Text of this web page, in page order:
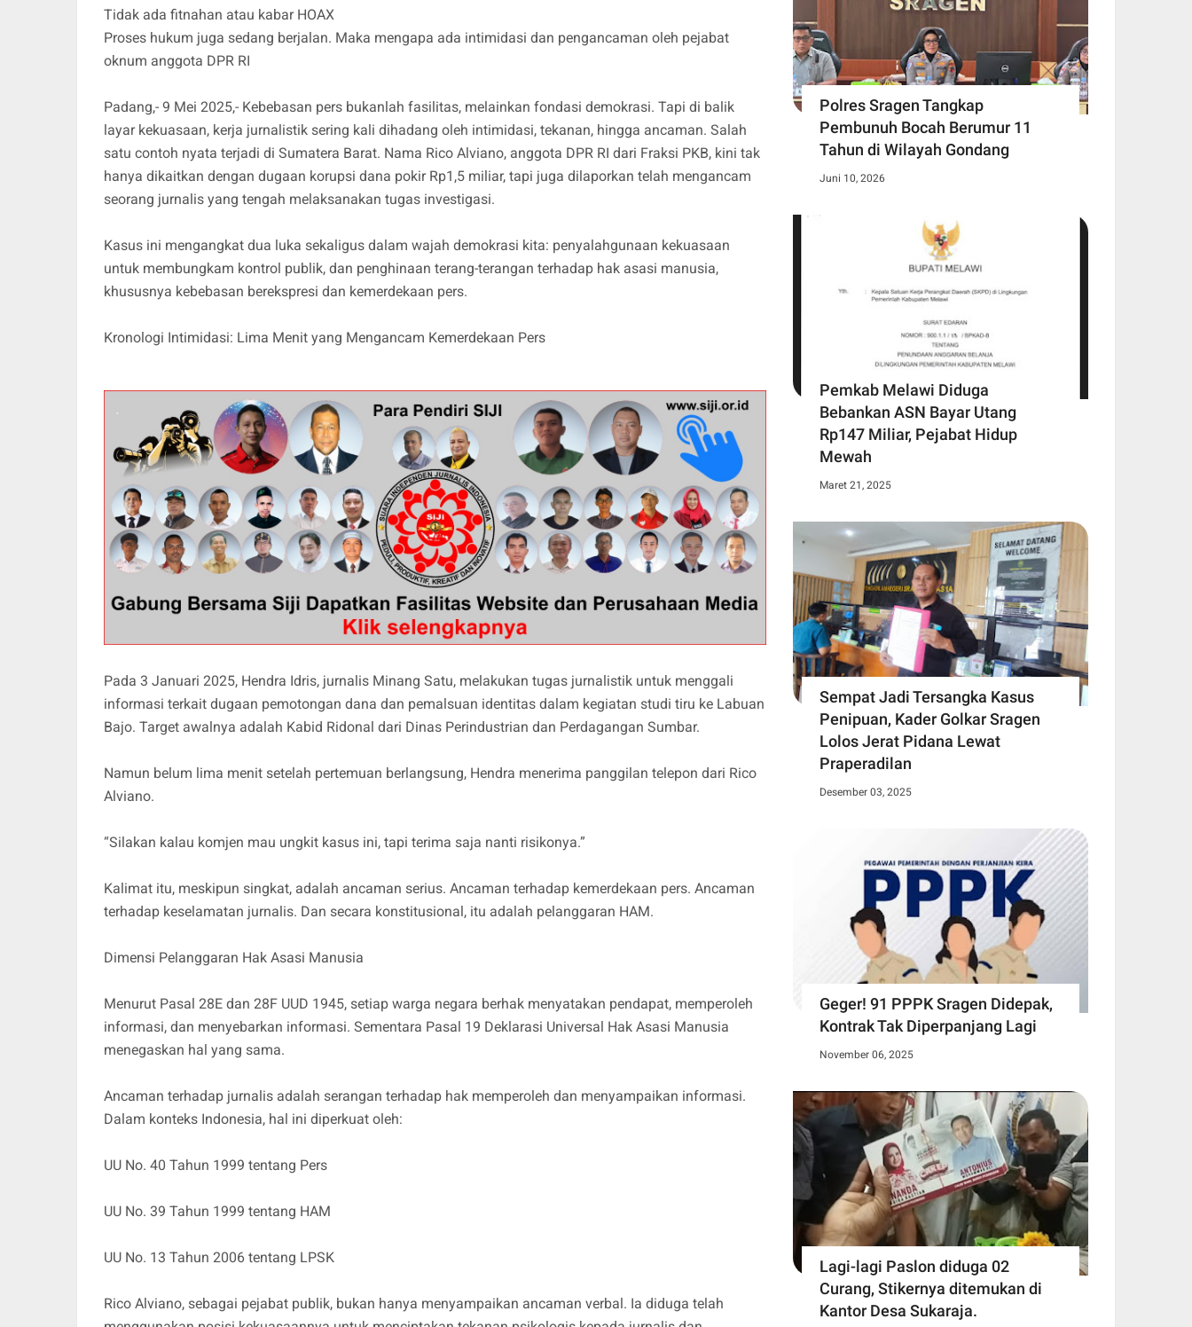
Tidak ada fitnahan atau kabar HOAX
Proses hukum juga sedang berjalan. Maka mengapa ada intimidasi dan pengancaman oleh pejabat
oknum anggota DPR RI
Padang,- 9 Mei 2025,- Kebebasan pers bukanlah fasilitas, melainkan fondasi demokrasi. Tapi di balik
layar kekuasaan, kerja jurnalistik sering kali dihadang oleh intimidasi, tekanan, hingga ancaman. Salah
satu contoh nyata terjadi di Sumatera Barat. Nama Rico Alviano, anggota DPR RI dari Fraksi PKB, kini tak
hanya dikaitkan dengan dugaan korupsi dana pokir Rp1,5 miliar, tapi juga dilaporkan telah mengancam
seorang jurnalis yang tengah melaksanakan tugas investigasi.
Kasus ini mengangkat dua luka sekaligus dalam wajah demokrasi kita: penyalahgunaan kekuasaan
untuk membungkam kontrol publik, dan penghinaan terang-terangan terhadap hak asasi manusia,
khususnya kebebasan berekspresi dan kemerdekaan pers.
Kronologi Intimidasi: Lima Menit yang Mengancam Kemerdekaan Pers
Pada 3 Januari 2025, Hendra Idris, jurnalis Minang Satu, melakukan tugas jurnalistik untuk menggali
informasi terkait dugaan pemotongan dana dan pemalsuan identitas dalam kegiatan studi tiru ke Labuan
Bajo. Target awalnya adalah Kabid Ridonal dari Dinas Perindustrian dan Perdagangan Sumbar.
Namun belum lima menit setelah pertemuan berlangsung, Hendra menerima panggilan telepon dari Rico
Alviano.
“Silakan kalau komjen mau ungkit kasus ini, tapi terima saja nanti risikonya.”
Kalimat itu, meskipun singkat, adalah ancaman serius. Ancaman terhadap kemerdekaan pers. Ancaman
terhadap keselamatan jurnalis. Dan secara konstitusional, itu adalah pelanggaran HAM.
Dimensi Pelanggaran Hak Asasi Manusia
Menurut Pasal 28E dan 28F UUD 1945, setiap warga negara berhak menyatakan pendapat, memperoleh
informasi, dan menyebarkan informasi. Sementara Pasal 19 Deklarasi Universal Hak Asasi Manusia
menegaskan hal yang sama.
Ancaman terhadap jurnalis adalah serangan terhadap hak memperoleh dan menyampaikan informasi.
Dalam konteks Indonesia, hal ini diperkuat oleh:
UU No. 40 Tahun 1999 tentang Pers
UU No. 39 Tahun 1999 tentang HAM
UU No. 13 Tahun 2006 tentang LPSK
Rico Alviano, sebagai pejabat publik, bukan hanya menyampaikan ancaman verbal. Ia diduga telah
Polres Sragen Tangkap
Pembunuh Bocah Berumur 11
Tahun di Wilayah Gondang
Juni 10, 2026
Pemkab Melawi Diduga
Bebankan ASN Bayar Utang
Rp147 Miliar, Pejabat Hidup
Mewah
Maret 21, 2025
Sempat Jadi Tersangka Kasus
Penipuan, Kader Golkar Sragen
Lolos Jerat Pidana Lewat
Praperadilan
Desember 03, 2025
Geger! 91 PPPK Sragen Didepak,
Kontrak Tak Diperpanjang Lagi
November 06, 2025
Lagi-lagi Paslon diduga 02
Curang, Stikernya ditemukan di
Kantor Desa Sukaraja.